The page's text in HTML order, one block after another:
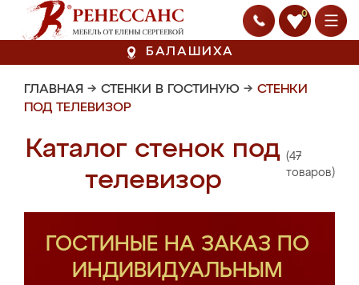
0
БАЛАШИХА
ГЛАВНАЯ → СТЕНКИ В ГОСТИНУЮ → СТЕНКИ
ПОД ТЕЛЕВИЗОР
Каталог стенок под
телевизор
(47
товаров)
ГОСТИНЫЕ НА ЗАКАЗ ПО
ИНДИВИДУАЛЬНЫМ